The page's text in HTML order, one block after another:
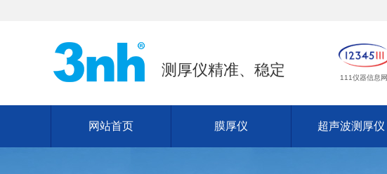
测厚仪精准、稳定 111仪器信息网
网站首页 膜厚仪 超声波测厚仪